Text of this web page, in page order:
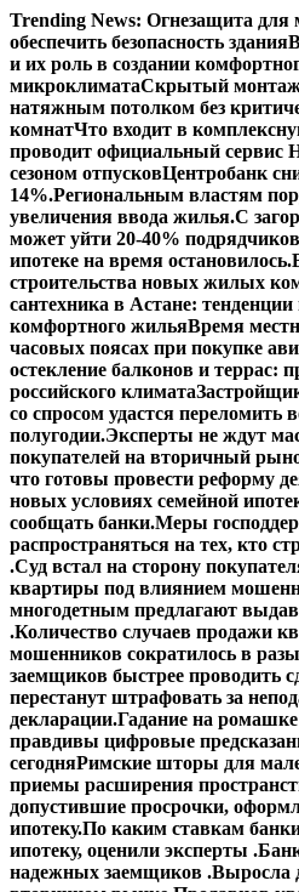
Перейти
к
содержимому
Trending News: Огнезащита для
обеспечить безопасность здания
и их роль в создании
микроклиматаСкрытый монтаж
натяжным потолком без
комнатЧто входит в
проводит официальный сервис
сезоном отпусковЦентробанк
14%.Региональным властям
увеличения ввода жилья.С
может уйти 20-40%
ипотеке на время остановилось.
строительства новых жилых
сантехника в Астане:
комфортного жильяВремя
часовых поясах при покупке
остекление балконов и террас:
российского климата
со спросом удастся переломить
полугодии.Эксперты не ждут
покупателей на вторичный
что готовы провести реформу
новых условиях семейной
сообщать банки.Меры
распространяться на тех, кто
.Суд встал на сторону
квартиры под влиянием
многодетным предлагают
.Количество случаев продажи
мошенников сократилось в
заемщиков быстрее проводить
перестанут штрафовать за
декларации.Гадание на
правдивы цифровые
сегодняРимские шторы для
приемы расширения
допустившие просрочки,
ипотеку.По каким ставкам
ипотеку, оценили эксперты .
надежных заемщиков .Выросла